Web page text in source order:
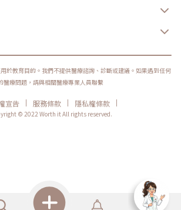
適合骨架嬌小、上胸皮下組織較薄的女性。女王
珍珠波於2023年10月在台上市，來自英國
40年以上的醫療經驗。全球70國超過300萬個植
下推出的Motiva Ergonomix2 「JOY」隆乳假
灣TFDA認證。擬真、穩定、安全、美觀的創新
高境界。極真實感的MOTIVA
術，為隆乳假體重新定義美的標準。 （圖／
）大事記3：微針電波新時代來臨！EXION時空E
的推出引起許多愛美民眾的廣泛討論，由
密處專用探頭，是一台頗令人期待的全方位機
學越發成熟，探索細胞修復療程新里程碑！提到
的是醫美科技新突破「INDIBA 英特波」！
於教育目的。我們不提供醫療諮詢、診斷或建議。如果遇到任何
醫療問題，請與相關醫療專業人員聯繫
宣告 | 服務條款 | 隱私權條款
|
© 2022 Worth it All rights reserved.